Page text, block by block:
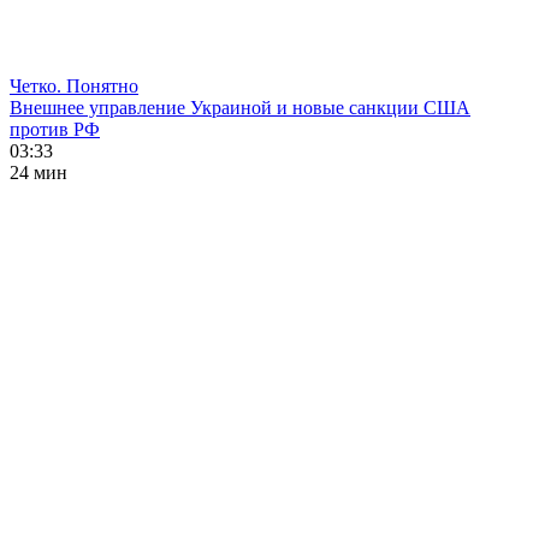
Четко. Понятно
Внешнее управление Украиной и новые санкции США
против РФ
03:33
24 мин